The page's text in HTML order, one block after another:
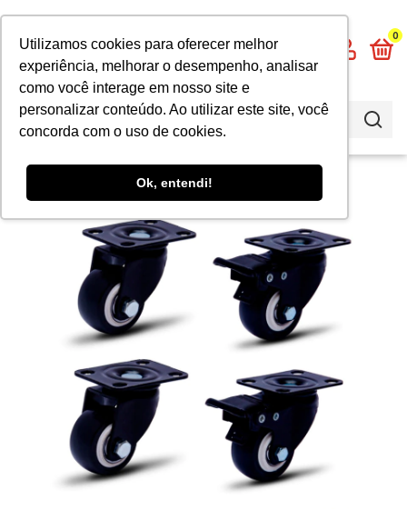
Utilizamos cookies para oferecer melhor
experiência, melhorar o desempenho, analisar
como você interage em nosso site e
personalizar conteúdo. Ao utilizar este site, você
concorda com o uso de cookies.
Ok, entendi!
0